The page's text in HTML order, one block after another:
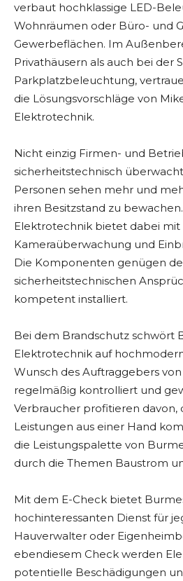
verbaut hochklassige LED-
Wohnräumen oder Büro- und
Gewerbeflächen. Im
Privathäusern als auch bei der
Parkplatzbeleuchtung,
die Lösungsvorschläge von
Elektrotechnik.
Nicht einzig Firmen- und
sicherheitstechnisch
Personen sehen mehr und
ihren Besitzstand zu
Elektrotechnik bietet dabei mit
Kameraüberwachung und
Die Komponenten genügen
sicherheitstechnischen
kompetent installiert.
Bei dem Brandschutz schwört
Elektrotechnik auf
Wunsch des Auftraggebers
regelmäßig kontrolliert und
Verbraucher profitieren davon,
Leistungen aus einer Hand
die Leistungspalette von
durch die Themen Baustrom
Mit dem E-Check bietet
hochinteressanten Dienst für
Hauverwalter oder
ebendiesem Check werden
potentielle Beschädigungen